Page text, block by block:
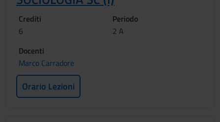
Crediti
6
Periodo
2 A
Docenti
Marco Carradore
Orario Lezioni